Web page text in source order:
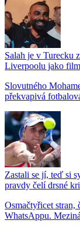
Salah je v Turecku
Liverpoolu jako
Slovutného
překvapivá
Zastali se jí, teď si
pravdy čelí drsné
Osmačtyřicet stran,
WhatsAppu.